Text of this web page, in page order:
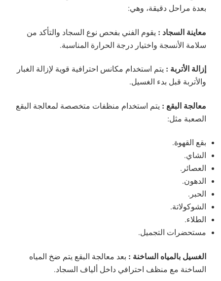
بعدة مراحل دقيقة، وهي:
معاينة السجاد : يقوم الفني بفحص نوع السجاد والتأكد من
سلامة الأنسجة واختيار درجة الحرارة المناسبة.
إزالة الأتربة : يتم استخدام مكانس احترافية قوية لإزالة الغبار
والأتربة قبل بدء الغسيل.
معالجة البقع : يتم استخدام منظفات متخصصة لمعالجة البقع
الصعبة مثل:
بقع القهوة.
الشاي.
العصائر.
الدهون.
الحبر.
الشوكولاتة.
الطلاء.
مستحضرات التجميل.
الغسيل بالمياه الساخنة : بعد معالجة البقع يتم ضخ المياه
الساخنة مع منظف احترافي داخل ألياف السجاد.